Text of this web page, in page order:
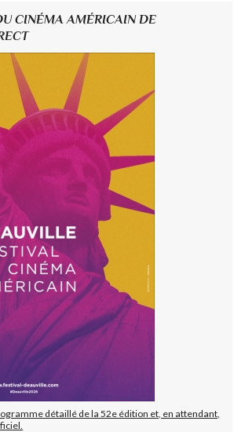
CINÉMA AMÉRICAIN DE
détaillé de la 52e édition et, en attendant,